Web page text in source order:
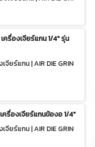
ครื่องเจียร์แกน 1/4" รุ่น
จียร์แกน | AIR DIE GRIN
ครื่องเจียร์แกนข้องอ 1/4"
จียร์แกน | AIR DIE GRIN